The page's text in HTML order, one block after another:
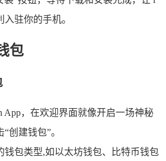
入驻你的手机。
包
App，在欢迎界面就像开启一场神秘
创建钱包”。
钱包类型,如以太坊钱包、比特币钱包